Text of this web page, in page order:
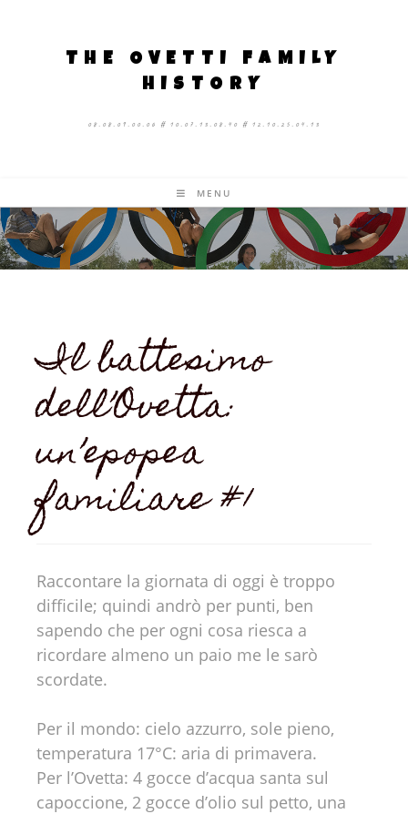
THE OVETTI FAMILY
HISTORY
08.08.09.00.06 # 10.07.13.08.40 # 12.10.25.04.13
MENU
Il battesimo
dell’Ovetta:
un’epopea
familiare #1
Raccontare la giornata di oggi è troppo
difficile; quindi andrò per punti, ben
sapendo che per ogni cosa riesca a
ricordare almeno un paio me le sarò
scordate.
Per il mondo: cielo azzurro, sole pieno,
temperatura 17°C: aria di primavera.
Per l’Ovetta: 4 gocce d’acqua santa sul
capoccione, 2 gocce d’olio sul petto, una